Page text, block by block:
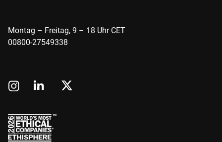
Montag – Freitag, 9 – 18 Uhr CET
00800-27549338